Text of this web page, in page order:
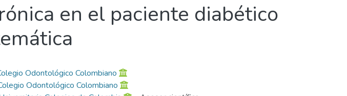
en el paciente diabético
Odontológico Colombiano
Odontológico Colombiano